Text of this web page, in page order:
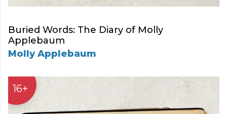
Buried Words: The Diary of Molly
Applebaum
Molly Applebaum
16+